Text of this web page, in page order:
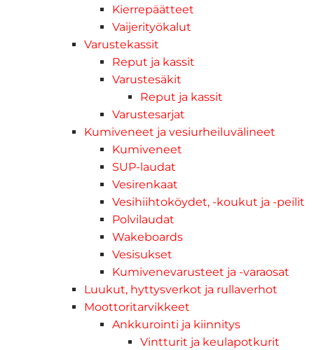
Kierrepäätteet
Vaijerityökalut
Varustekassit
Reput ja kassit
Varustesäkit
Reput ja kassit
Varustesarjat
Kumiveneet ja vesiurheiluvälineet
Kumiveneet
SUP-laudat
Vesirenkaat
Vesihiihtoköydet, -koukut ja -peilit
Polvilaudat
Wakeboards
Vesisukset
Kumivenevarusteet ja -varaosat
Luukut, hyttysverkot ja rullaverhot
Moottoritarvikkeet
Ankkurointi ja kiinnitys
Vintturit ja keulapotkurit